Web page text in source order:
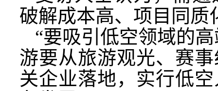
破解成本高、项目同质
“要吸引低空领域的
游要从旅游观光、赛
关企业落地，实行低